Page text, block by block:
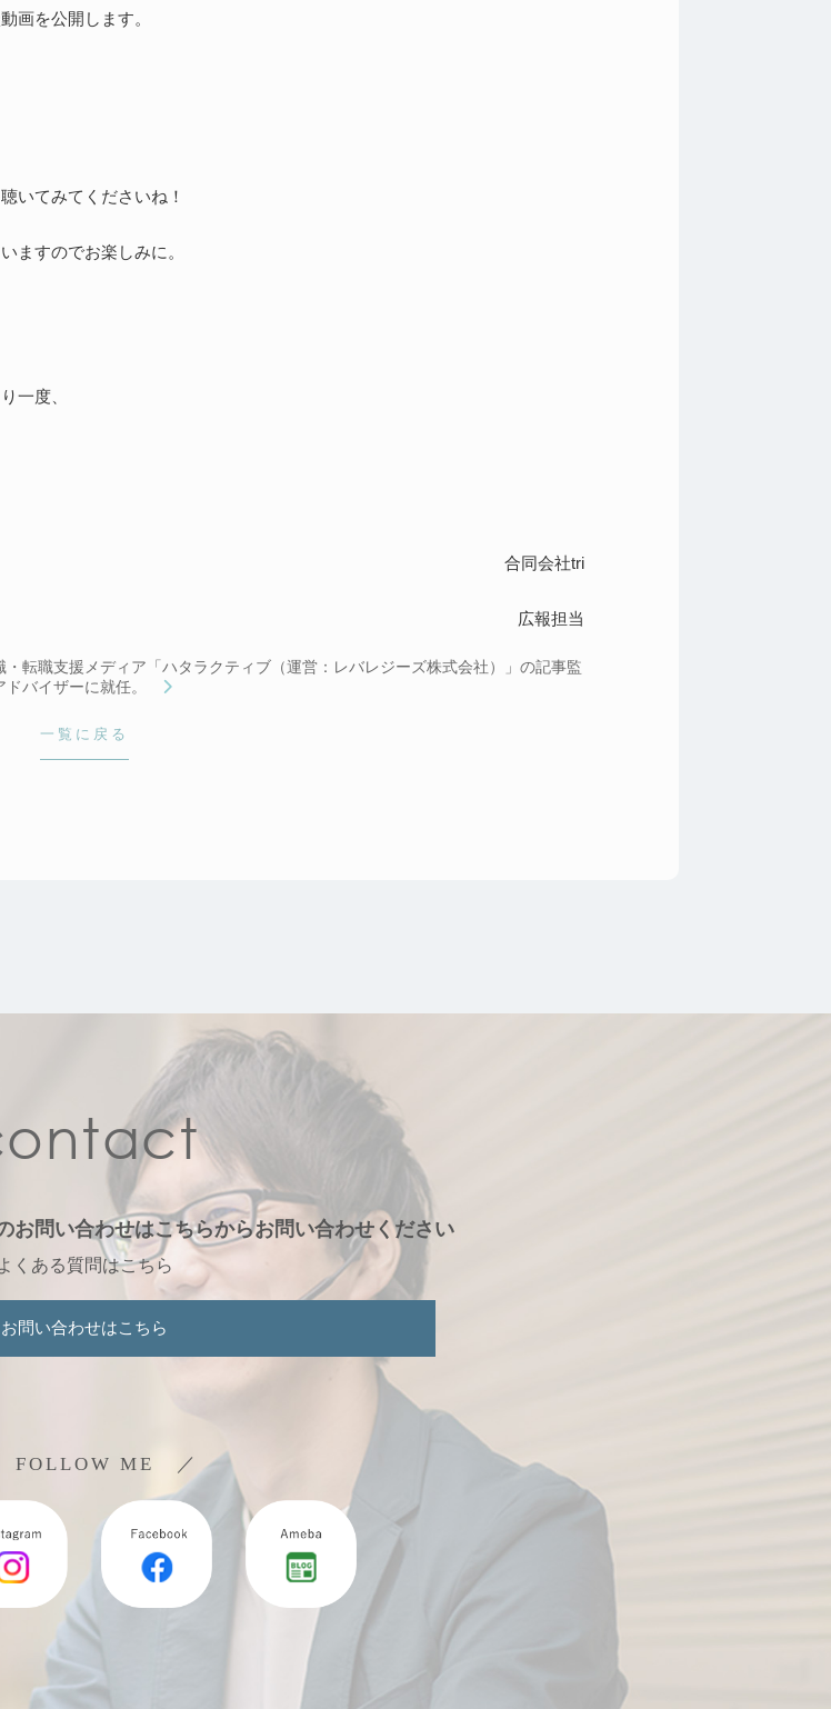
画を公開します。
いてみてくださいね！
ますのでお楽しみに。
一度、
合同会社tri
広報担当
・転職支援メディア「ハタラクティブ（運営：レバレジーズ株式会社）」の記事監
ドバイザーに就任。
一覧に戻る
お問い合わせはこちらからお問い合わせください
くある質問はこちら
お問い合わせはこちら
FOLLOW ME ／